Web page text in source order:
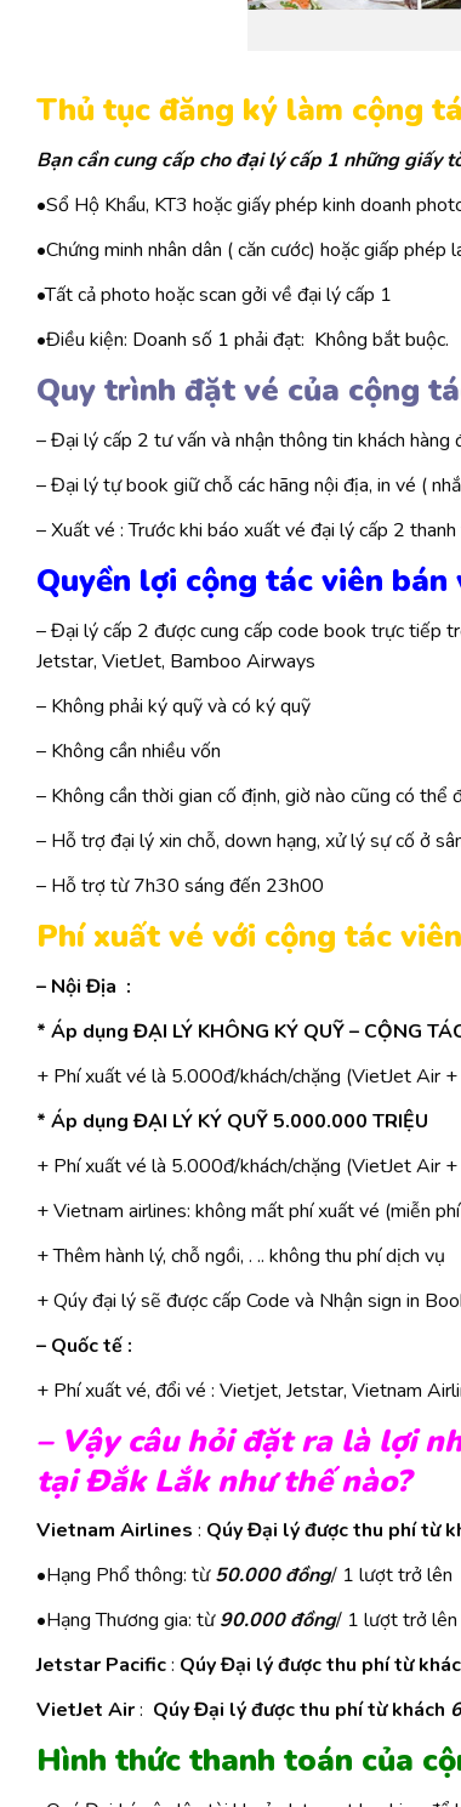
Thủ tục đăng ký làm cộng
Bạn cần cung cấp cho đại lý cấp 1 những giấy
•Sổ Hộ Khẩu, KT3 hoặc giấy phép kinh doanh
•Chứng minh nhân dân ( căn cước) hoặc giấp
•Tất cả photo hoặc scan gởi về đại lý cấp 1
•Điều kiện: Doanh số 1 phải đạt: Không bắt buộc.
Quy trình đặt vé của cộng
– Đại lý cấp 2 tư vấn và nhận thông tin khách hàng
– Đại lý tự book giữ chỗ các hãng nội địa, in vé (
– Xuất vé : Trước khi báo xuất vé đại lý cấp 2
Quyền lợi cộng tác viên
– Đại lý cấp 2 được cung cấp code book trực tiếp
Jetstar, VietJet, Bamboo Airways
– Không phải ký quỹ và có ký quỹ
– Không cần nhiều vốn
– Không cần thời gian cố định, giờ nào cũng có thể
– Hỗ trợ đại lý xin chỗ, down hạng, xử lý sự cố ở
– Hỗ trợ từ 7h30 sáng đến 23h00
Phí xuất vé với cộng tác
– Nội Địa :
* Áp dụng ĐẠI LÝ KHÔNG KÝ QUỸ – CỘNG
+ Phí xuất vé là 5.000đ/khách/chặng (VietJet Air
* Áp dụng ĐẠI LÝ KÝ QUỸ 5.000.000 TRIỆU
+ Phí xuất vé là 5.000đ/khách/chặng (VietJet Air +
+ Vietnam airlines: không mất phí xuất vé (miễn
+ Thêm hành lý, chỗ ngồi, . .. không thu phí dịch vụ
+ Qúy đại lý sẽ được cấp Code và Nhận sign in
– Quốc tế :
+ Phí xuất vé, đổi vé : Vietjet, Jetstar, Vietnam
– Vậy câu hỏi đặt ra là lợi
tại Đắk Lắk như thế nào?
Vietnam Airlines : Qúy Đại lý được thu phí từ
•Hạng Phổ thông: từ50.000 đồng/ 1 lượt trở lên
•Hạng Thương gia: từ90.000 đồng/ 1 lượt trở lên
Jetstar Pacific: Qúy Đại lý được thu phí từ
VietJet Air: Qúy Đại lý được thu phí từ khách
Hình thức thanh toán của